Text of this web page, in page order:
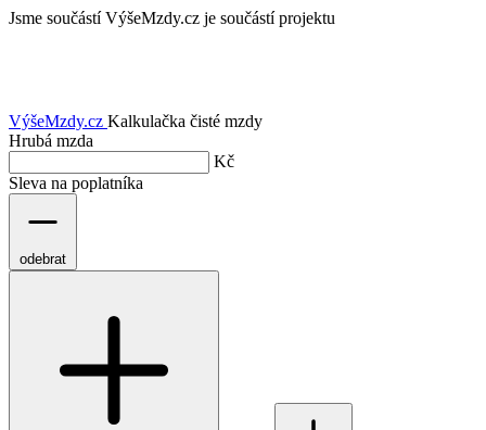
Jsme součástí VýšeMzdy.cz je součástí projektu
VýšeMzdy.cz Kalkulačka čisté mzdy
Hrubá mzda
Kč
Sleva na poplatníka
odebrat